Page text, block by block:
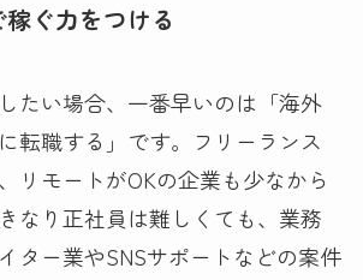
ぐ力をつける
たい場合、一番早いのは「海外
転職する」です。フリーランス
リモートがOKの企業も少なから
なり正社員は難しくても、業務
ター業やSNSサポートなどの案件